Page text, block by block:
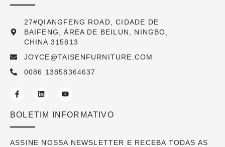
27#QIANGFENG ROAD, CIDADE DE
BAIFENG, ÁREA DE BEILUN, NINGBO,
CHINA 315813
JOYCE@TAISENFURNITURE.COM
0086 13858364637
BOLETIM INFORMATIVO
ASSINE NOSSA NEWSLETTER E RECEBA TODAS AS